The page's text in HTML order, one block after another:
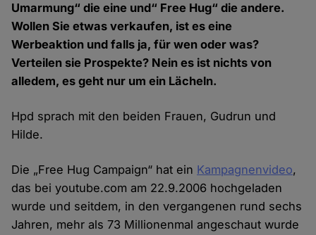
Umarmung“ die eine und“ Free Hug“ die andere.
Wollen Sie etwas verkaufen, ist es eine
Werbeaktion und falls ja, für wen oder was?
Verteilen sie Prospekte? Nein es ist nichts von
alledem, es geht nur um ein Lächeln.
Hpd sprach mit den beiden Frauen, Gudrun und
Hilde.
Die „Free Hug Campaign“ hat ein Kampagnenvideo,
das bei youtube.com am 22.9.2006 hochgeladen
wurde und seitdem, in den vergangenen rund sechs
Jahren, mehr als 73 Millionenmal angeschaut wurde